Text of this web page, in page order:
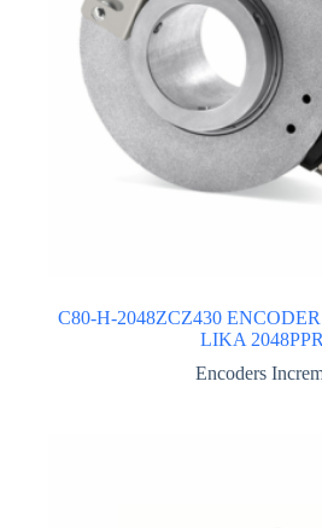
C80-H-2048ZCZ430
LIKA
Encoders